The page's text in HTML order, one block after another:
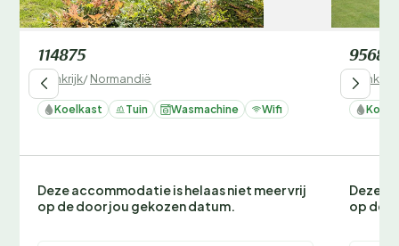
114875
Frankrijk/Normandië
Koelkast Tuin Wasmachine Wifi
Deze accommodatie is helaas niet meer vrij
op de door jou gekozen datum.
95688
Frankrijk
Deze
op de